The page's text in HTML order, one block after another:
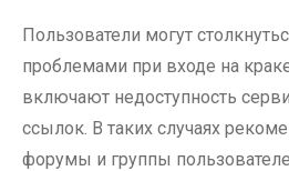
Пользователи могут
проблемами при входе на
включают недоступность
ссылок. В таких случаях
форумы и группы